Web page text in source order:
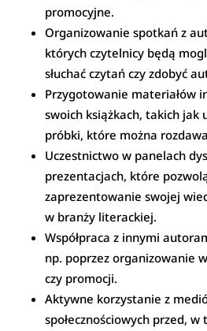
promocyjne.
Organizowanie spotkań z
których czytelnicy będą
słuchać czytań czy zdobyć
Przygotowanie materiałów
swoich książkach, takich jak
próbki, które można
Uczestnictwo w panelach
prezentacjach, które
zaprezentowanie swojej
w branży literackiej.
Współpraca z innymi
np. poprzez organizowanie
czy promocji.
Aktywne korzystanie z
społecznościowych przed,